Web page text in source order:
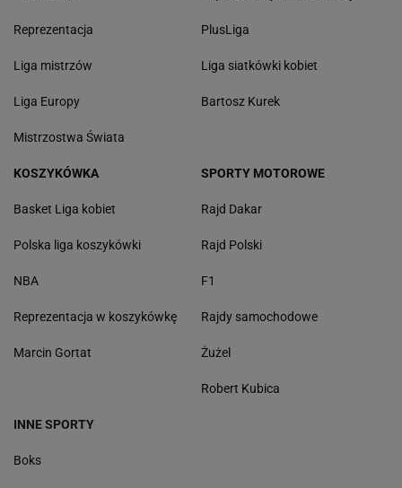
Reprezentacja
Liga mistrzów
Liga Europy
Mistrzostwa Świata
PlusLiga
Liga siatkówki kobiet
Bartosz Kurek
KOSZYKÓWKA
Basket Liga kobiet
Polska liga koszykówki
NBA
Reprezentacja w koszykówkę
Marcin Gortat
SPORTY MOTOROWE
Rajd Dakar
Rajd Polski
F1
Rajdy samochodowe
Żużel
Robert Kubica
INNE SPORTY
Boks